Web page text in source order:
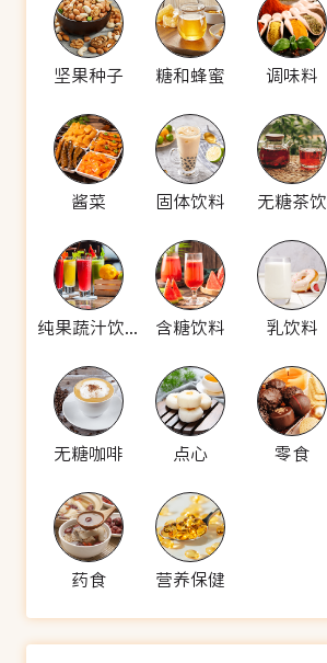
坚果种子 糖和蜂蜜 调味料
酱菜 固体饮料 无糖茶饮
纯果蔬汁饮料 含糖饮料 乳饮料
无糖咖啡 点心 零食
药食 营养保健